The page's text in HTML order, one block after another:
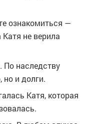
ознакомиться —
Катя не верила
По наследству
но и долги.
Катя, которая